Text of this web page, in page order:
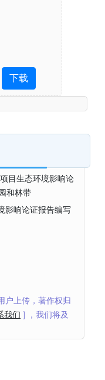
下载
目生态环境影响论
和林带
影响论证报告编写
户上传，著作权归
我们 ] ，我们将及